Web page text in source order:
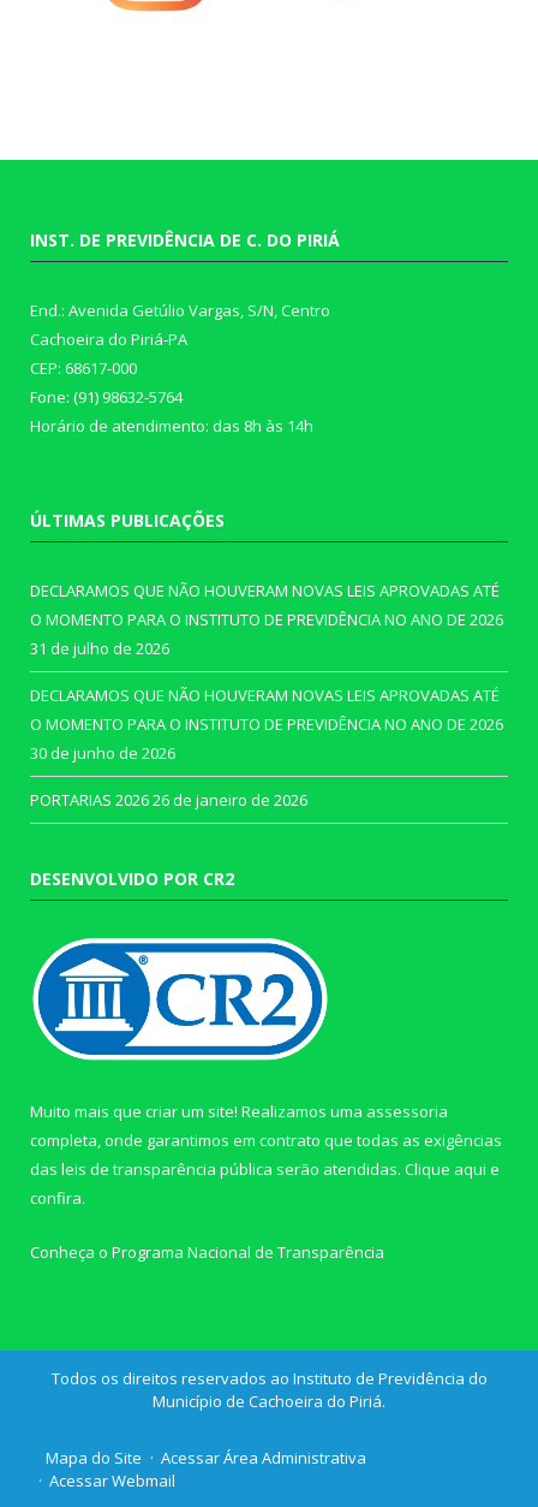
INST. DE PREVIDÊNCIA DE C. DO PIRIÁ
End.: Avenida Getúlio Vargas, S/N, Centro
Cachoeira do Piriá-PA
CEP: 68617-000
Fone: (91) 98632-5764
Horário de atendimento: das 8h às 14h
ÚLTIMAS PUBLICAÇÕES
DECLARAMOS QUE NÃO HOUVERAM NOVAS LEIS APROVADAS ATÉ
O MOMENTO PARA O INSTITUTO DE PREVIDÊNCIA NO ANO DE 2026
31 de julho de 2026
DECLARAMOS QUE NÃO HOUVERAM NOVAS LEIS APROVADAS ATÉ
O MOMENTO PARA O INSTITUTO DE PREVIDÊNCIA NO ANO DE 2026
30 de junho de 2026
PORTARIAS 202626 de janeiro de 2026
DESENVOLVIDO POR CR2
Muito mais que criar um site! Realizamos uma assessoria
completa, onde garantimos em contrato que todas as exigências
das leis de transparência pública serão atendidas. Clique aqui e
confira.
Conheça o Programa Nacional de Transparência
Todos os direitos reservados ao Instituto de Previdência do
Município de Cachoeira do Piriá.
Mapa do Site
Acessar Área Administrativa
Acessar Webmail